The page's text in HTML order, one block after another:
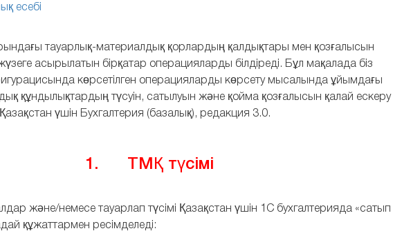
есебі
тауарлық-материалдық қорлардың қалдықтары мен қозғалысын
жүзеге асырылатын бірқатар операцияларды білдіреді. Бұл мақалада біз
көрсетілген операцияларды көрсету мысалында ұйымдағы
құндылықтардың түсуін, сатылуын және қойма қозғалысын қалай ескеру
Қазақстан үшін Бухгалтерия (базалық), редакция 3.0.
1. ТМҚ түсімі
және/немесе тауарлап түсімі Қазақстан үшін 1С бухгалтерияда «сатып
құжаттармен ресімделеді: